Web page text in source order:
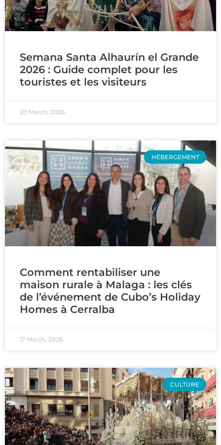
Semana Santa Alhaurín el Grande
2026 : Guide complet pour les
touristes et les visiteurs
20 March, 2026
HÉBERGEMENT
Comment rentabiliser une
maison rurale à Malaga : les clés
de l’événement de Cubo’s Holiday
Homes à Cerralba
17 March, 2026
CULTURE